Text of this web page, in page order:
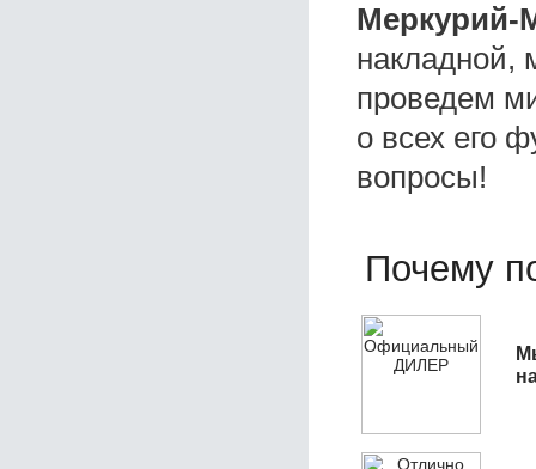
Меркурий-
накладной,
проведем
о всех его
вопросы!
Почему